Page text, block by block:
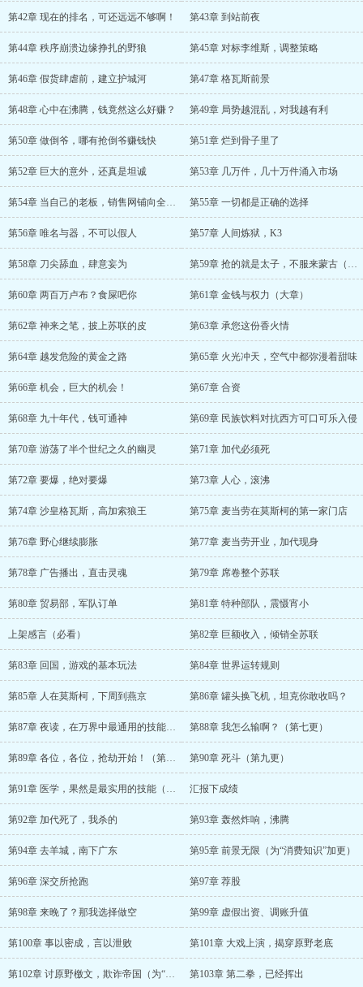
第42章 现在的排名，可还远远不够啊！ 第43章 到站前夜
第44章 秩序崩溃边缘挣扎的野狼 第45章 对标李维斯，调整策略
第46章 假货肆虐前，建立护城河 第47章 格瓦斯前景
第48章 心中在沸腾，钱竟然这么好赚？ 第49章 局势越混乱，对我越有利
第50章 做倒爷，哪有抢倒爷赚钱快 第51章 烂到骨子里了
第52章 巨大的意外，还真是坦诚 第53章 几万件，几十万件涌入市场
第54章 当自己的老板，销售网铺向全苏联 第55章 一切都是正确的选择
第56章 唯名与器，不可以假人 第57章 人间炼狱，K3
第58章 刀尖舔血，肆意妄为 第59章 抢的就是太子，不服来蒙古（加更）
第60章 两百万卢布？食屎吧你 第61章 金钱与权力（大章）
第62章 神来之笔，披上苏联的皮 第63章 承您这份香火情
第64章 越发危险的黄金之路 第65章 火光冲天，空气中都弥漫着甜味
第66章 机会，巨大的机会！ 第67章 合资
第68章 九十年代，钱可通神 第69章 民族饮料对抗西方可口可乐入侵
第70章 游荡了半个世纪之久的幽灵 第71章 加代必须死
第72章 要爆，绝对要爆 第73章 人心，滚沸
第74章 沙皇格瓦斯，高加索狼王 第75章 麦当劳在莫斯柯的第一家门店
第76章 野心继续膨胀 第77章 麦当劳开业，加代现身
第78章 广告播出，直击灵魂 第79章 席卷整个苏联
第80章 贸易部，军队订单 第81章 特种部队，震慑宵小
上架感言（必看） 第82章 巨额收入，倾销全苏联
第83章 回国，游戏的基本玩法 第84章 世界运转规则
第85章 人在莫斯柯，下周到燕京 第86章 罐头换飞机，坦克你敢收吗？
第87章 夜读，在万界中最通用的技能（第六更） 第88章 我怎么输啊？（第七更）
第89章 各位，各位，抢劫开始！（第八更） 第90章 死斗（第九更）
第91章 医学，果然是最实用的技能（第十更） 汇报下成绩
第92章 加代死了，我杀的 第93章 轰然炸响，沸腾
第94章 去羊城，南下广东 第95章 前景无限（为“消费知识”加更）
第96章 深交所抢跑 第97章 荐股
第98章 来晚了？那我选择做空 第99章 虚假出资、调账升值
第100章 事以密成，言以泄败 第101章 大戏上演，揭穿原野老底
第102章 讨原野檄文，欺诈帝国（为“消费知识”加更） 第103章 第二拳，已经挥出